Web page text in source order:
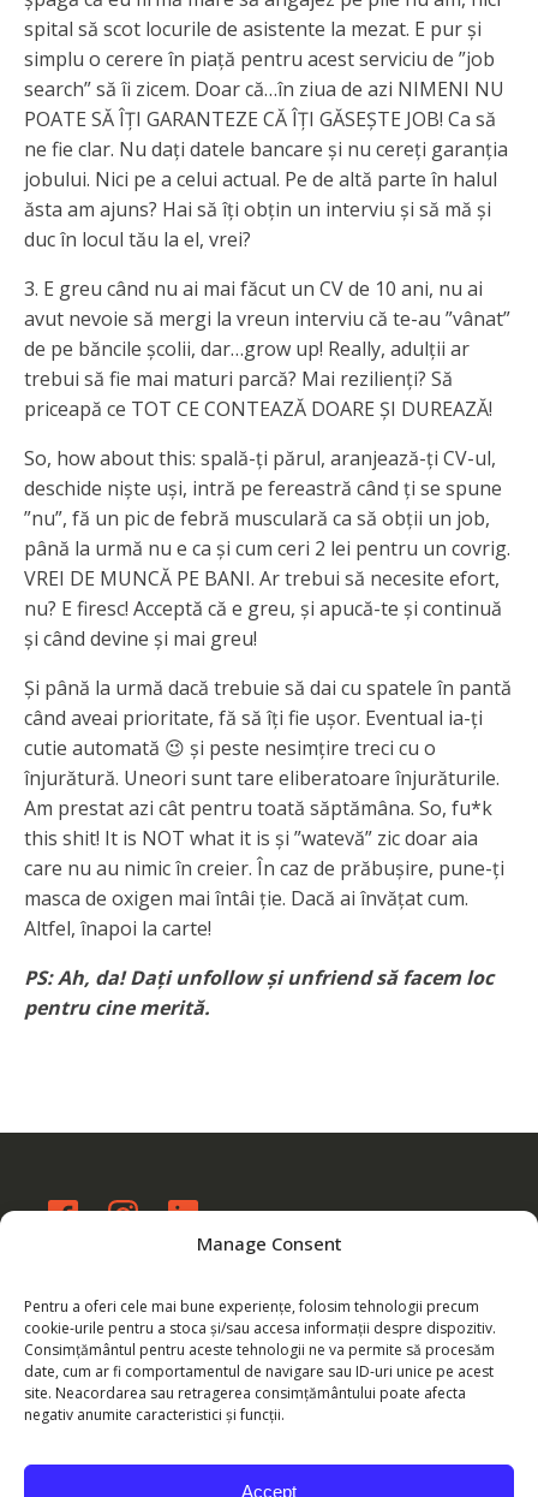
Manage Consent
Pentru a oferi cele mai bune experiențe, folosim tehnologii precum
cookie-urile pentru a stoca și/sau accesa informații despre dispozitiv.
Consimțământul pentru aceste tehnologii ne va permite să procesăm
date, cum ar fi comportamentul de navigare sau ID-uri unice pe acest
site. Neacordarea sau retragerea consimțământului poate afecta
negativ anumite caracteristici și funcții.
Accept
spital să scot locurile de asistente la mezat. E pur și
simplu o cerere în piață pentru acest serviciu de ”job
search” să îi zicem. Doar că…în ziua de azi NIMENI NU
POATE SĂ ÎȚI GARANTEZE CĂ ÎȚI GĂSEȘTE JOB! Ca să
ne fie clar. Nu dați datele bancare și nu cereți garanția
jobului. Nici pe a celui actual. Pe de altă parte în halul
ăsta am ajuns? Hai să îți obțin un interviu și să mă și
duc în locul tău la el, vrei?
3. E greu când nu ai mai făcut un CV de 10 ani, nu ai
avut nevoie să mergi la vreun interviu că te-au ”vânat”
de pe băncile școlii, dar…grow up! Really, adulții ar
trebui să fie mai maturi parcă? Mai rezilienți? Să
priceapă ce TOT CE CONTEAZĂ DOARE ȘI DUREAZĂ!
So, how about this: spală-ți părul, aranjează-ți CV-ul,
deschide niște uși, intră pe fereastră când ți se spune
”nu”, fă un pic de febră musculară ca să obții un job,
până la urmă nu e ca și cum ceri 2 lei pentru un covrig.
VREI DE MUNCĂ PE BANI. Ar trebui să necesite efort,
nu? E firesc! Acceptă că e greu, și apucă-te și continuă
și când devine și mai greu!
Și până la urmă dacă trebuie să dai cu spatele în pantă
când aveai prioritate, fă să îți fie ușor. Eventual ia-ți
cutie automată 😉 și peste nesimțire treci cu o
înjurătură. Uneori sunt tare eliberatoare înjurăturile.
Am prestat azi cât pentru toată săptămâna. So, fu*k
this shit! It is NOT what it is și ”watevă” zic doar aia
care nu au nimic în creier. În caz de prăbușire, pune-ți
masca de oxigen mai întâi ție. Dacă ai învățat cum.
Altfel, înapoi la carte!
PS: Ah, da! Dați unfollow și unfriend să facem loc
pentru cine merită.
eu@byarmina.com
WhatsApp: 0760 137 488
Plătește online
Echipa ByArmina - SC CRB